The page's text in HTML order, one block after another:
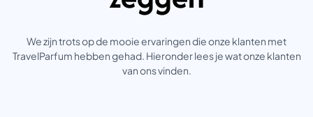
We zijn trots op de mooie ervaringen die onze klanten met
TravelParfum hebben gehad. Hieronder lees je wat onze klanten
van ons vinden.